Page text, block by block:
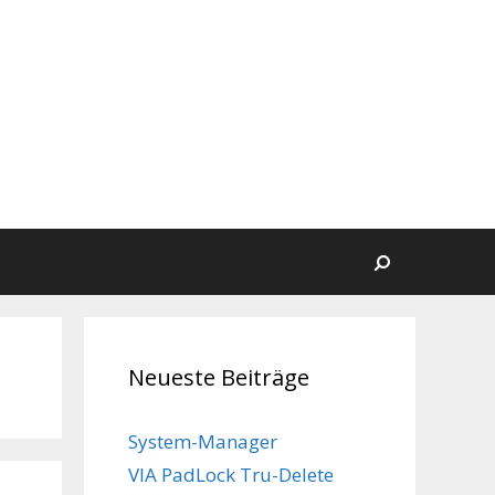
Suchen
Neueste Beiträge
System-Manager
VIA PadLock Tru-Delete